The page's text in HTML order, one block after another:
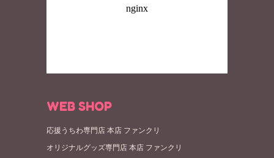
WEB SHOP
応援うちわ専門店 本店 ファンクリ
オリジナルグッズ専門店 本店 ファンクリ